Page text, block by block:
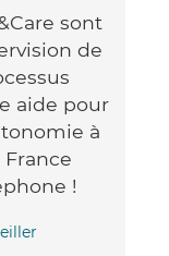
sont
de
aide pour
à
!